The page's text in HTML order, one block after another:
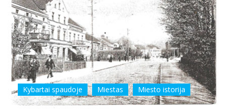
Kybartai spaudoje Miestas Miesto istorija